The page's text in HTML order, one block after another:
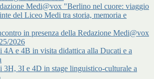
Medi@vox "Berlino nel cuore: viaggio
del Liceo Medi tra storia, memoria e
in presenza della Redazione Medi@vox
2026
4A e 4B in visita didattica alla Ducati e a
3H, 3I e 4D in stage linguistico-culturale a